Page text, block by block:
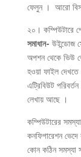
ফেলুন । আরো
২০। কম্পিউটারে
সমাধান- উইন্ডোজ
অপশন থেকে ভিউ
হওয়া ফাইল
এট্রিবিউট
লেখায় আছে ।
কম্পিউটারের
কনফিগারেশন
কোন কঠিন সমস্যা